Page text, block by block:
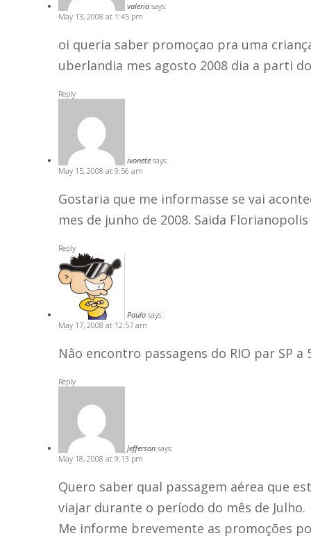
valeria says:
May 13, 2008 at 1:45 pm
oi queria saber promoçao pra uma
uberlandia mes agosto 2008 dia a parti
Reply
ivonete says:
May 15, 2008 at 9:56 am
Gostaria que me informasse se vai
mes de junho de 2008. Saida
Reply
Paulo says:
May 17, 2008 at 12:57 am
Nâo encontro passagens do RIO par SP a
Reply
Jefferson says:
May 18, 2008 at 9:13 pm
Quero saber qual passagem aérea que
viajar durante o período do mês de Julho.
Me informe brevemente as promoções